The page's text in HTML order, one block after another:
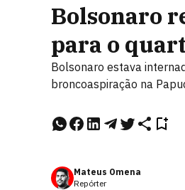
Bolsonaro
para o
Bolsonaro estava
broncoaspiração na
Mateus Omena
Repórter